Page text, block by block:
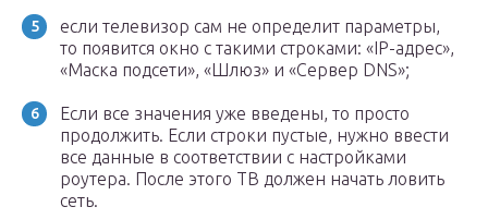
если телевизор сам не определит параметры,
то появится окно с такими строками: «IP-адрес»,
«Маска подсети», «Шлюз» и «Сервер DNS»;
Если все значения уже введены, то просто
продолжить. Если строки пустые, нужно ввести
все данные в соответствии с настройками
роутера. После этого ТВ должен начать ловить
сеть.